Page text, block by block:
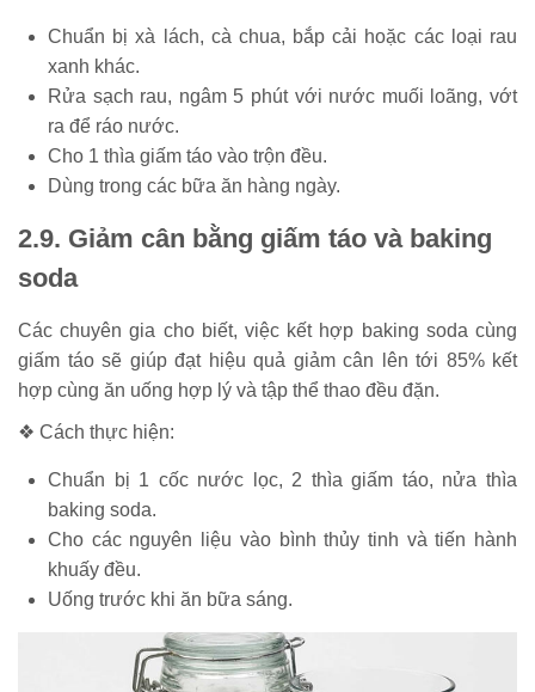
Chuẩn bị xà lách, cà chua, bắp cải hoặc các loại rau
xanh khác.
Rửa sạch rau, ngâm 5 phút với nước muối loãng, vớt
ra để ráo nước.
Cho 1 thìa giấm táo vào trộn đều.
Dùng trong các bữa ăn hàng ngày.
2.9. Giảm cân bằng giấm táo và baking
soda
Các chuyên gia cho biết, việc kết hợp baking soda cùng
giấm táo sẽ giúp đạt hiệu quả giảm cân lên tới 85% kết
hợp cùng ăn uống hợp lý và tập thể thao đều đặn.
❖ Cách thực hiện:
Chuẩn bị 1 cốc nước lọc, 2 thìa giấm táo, nửa thìa
baking soda.
Cho các nguyên liệu vào bình thủy tinh và tiến hành
khuấy đều.
Uống trước khi ăn bữa sáng.